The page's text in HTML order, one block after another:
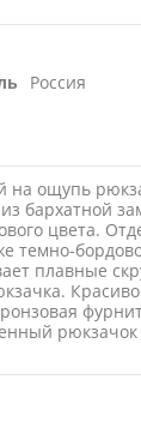
Россия
на ощупь
бархатной
цвета.
темно-
плавные
рюкзачок